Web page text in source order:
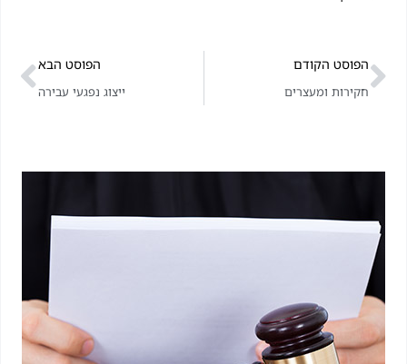
הפוסט הקודם
חקירות ומעצרים
הפוסט הבא
ייצוג נפגעי עבירה